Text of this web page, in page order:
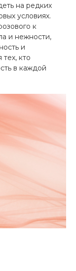
на редких
условиях.
к
и нежности,
и
кто
в каждой